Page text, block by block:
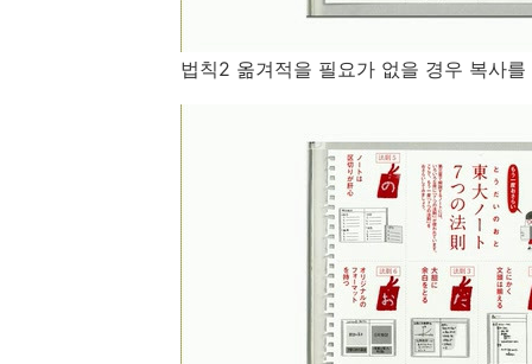
법칙2 옮겨적을 필요가 없을 경우 복사를